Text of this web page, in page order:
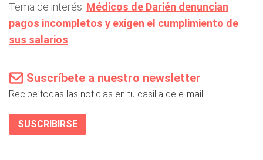
Tema de interés: Médicos de Darién denuncian
pagos incompletos y exigen el cumplimiento de
sus salarios
Suscríbete a nuestro newsletter
Recibe todas las noticias en tu casilla de e-mail.
SUSCRIBIRSE